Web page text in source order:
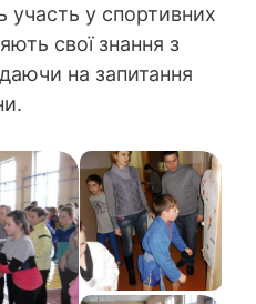
участь у спортивних
свої знання з
на запитання